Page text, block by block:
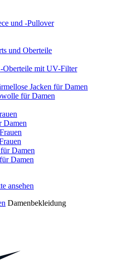
und -Pullover
und Oberteile
Oberteile mit UV-Filter
Jacken für Damen
für Damen
Damen
Damen
Damen
Damenbekleidung